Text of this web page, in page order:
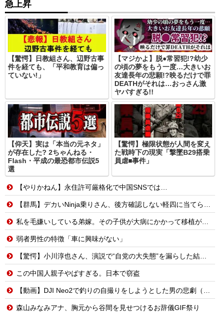
急上昇
【驚愕】日教組さん、辺野古事
件を経ても、「平和教育は偏っ
ていない!」
【マジかよ】脱●常習犯!?幼少
の頃の夢をもう一度…大きいお
友達長年の悲願!?映るだけで罪
DEATHがそれは…おっさん激
ヤバすぎる!!
【仰天】実は「本当の元ネタ」
が存在した? 2ちゃんねる・
Flash・平成の最恐都市伝説5
選
【驚愕】極限状態が人間を変え
た戦時下の現実「撃墜B29搭乗
員虐■事件」
【やりかねん】永住許可厳格化で中国SNSでは…
【群馬】デカいNinja乗りさん、後方確認しない軽四に当てられてしまう。
私を毛嫌いしている弟嫁。その子供が大病にかかって移植が必要になったが、検査の結果私は提供者になれなかった。ここで弟嫁爆発。弟嫁「疫病神！子供がタヒんだらお前のせいだ！」
弱者男性の特徴「車に興味がない」
【驚愕】小川淳也さん、演説で“自党の大失態”を漏らした結果→党からブチギレられるwwwww
この中国人親子やばすぎる。日本で窃盗
【動画】DJI Neo2で釣りの自撮りをしようとした男の悲劇（ノ∇`）
森山みなみアナ、胸元から谷間を見せつけるお辞儀GIF祭り